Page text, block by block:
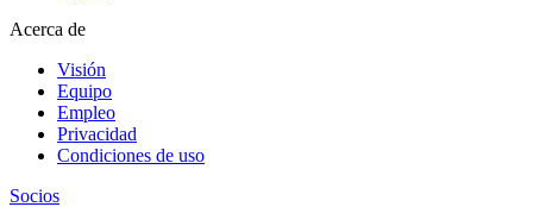
Acerca de
Visión
Equipo
Empleo
Privacidad
Condiciones de uso
Socios